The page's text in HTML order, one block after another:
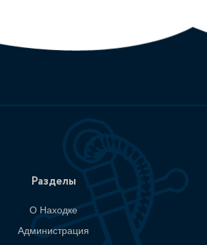
Разделы
О Находке
Администрация